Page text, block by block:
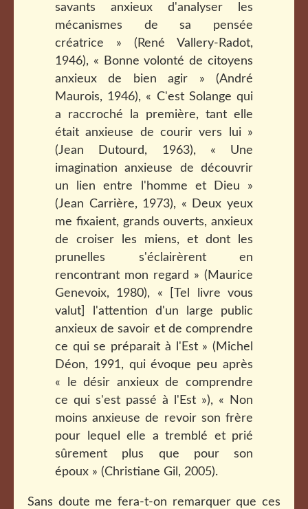
savants anxieux d'analyser les
mécanismes de sa pensée
créatrice » (René Vallery-Radot,
1946), « Bonne volonté de citoyens
anxieux de bien agir » (André
Maurois, 1946), « C'est Solange qui
a raccroché la première, tant elle
était anxieuse de courir vers lui »
(Jean Dutourd, 1963), « Une
imagination anxieuse de découvrir
un lien entre l'homme et Dieu »
(Jean Carrière, 1973), « Deux yeux
me fixaient, grands ouverts, anxieux
de croiser les miens, et dont les
prunelles s'éclairèrent en
rencontrant mon regard » (Maurice
Genevoix, 1980), « [Tel livre vous
valut] l'attention d'un large public
anxieux de savoir et de comprendre
ce qui se préparait à l'Est » (Michel
Déon, 1991, qui évoque peu après
« le désir anxieux de comprendre
ce qui s'est passé à l'Est »), « Non
moins anxieuse de revoir son frère
pour lequel elle a tremblé et prié
sûrement plus que pour son
époux » (Christiane Gil, 2005).
Sans doute me fera-t-on remarquer que ces